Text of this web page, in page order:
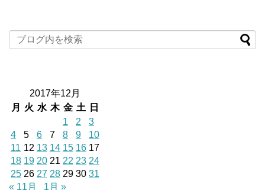
2017年12月
月
火 水 木 金 土
日
1
2
3
4
5 6 7 8 9
10
11 12 13 14 15 16 17
18 19 20 21 22 23 24
25 26 27 28 29 30 31
« 11月
1月 »